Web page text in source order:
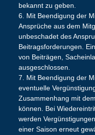
bekannt zu geben.
6. Mit Beendigung der
Ansprüche aus dem
unbeschadet des
Beitragsforderungen.
von Beiträgen,
ausgeschlossen.
7. Mit Beendigung der
eventuelle
Zusammenhang mit
können. Bei
werden
einer Saison erneut